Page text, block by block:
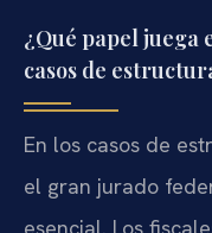
¿Qué papel
casos de
En los casos de
el gran jurado
esencial. Los